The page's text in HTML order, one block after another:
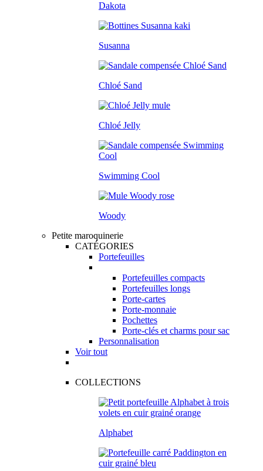
Dakota
Susanna
Chloé Sand
Chloé Jelly
Swimming Cool
Woody
Petite maroquinerie
CATÉGORIES
Portefeuilles
Portefeuilles compacts
Portefeuilles longs
Porte-cartes
Porte-monnaie
Pochettes
Porte-clés et charms pour sac
Personnalisation
Voir tout
COLLECTIONS
Alphabet